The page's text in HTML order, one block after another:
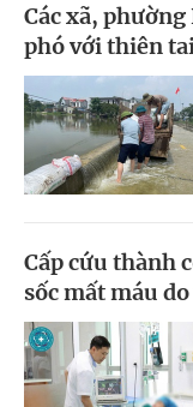
Các xã,
phó với thiên tai
Cấp cứu thành
sốc mất máu